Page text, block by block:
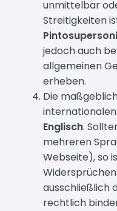
unmittelbar
Streitigkeiten
jedoch auch
allgemeinen
erheben.
Die
Englisch.
mehreren
Webseite), so
ausschließlich
rechtlich